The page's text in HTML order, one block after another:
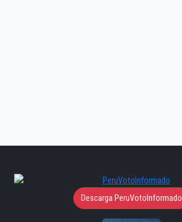
Descarga PeruVotoInformado